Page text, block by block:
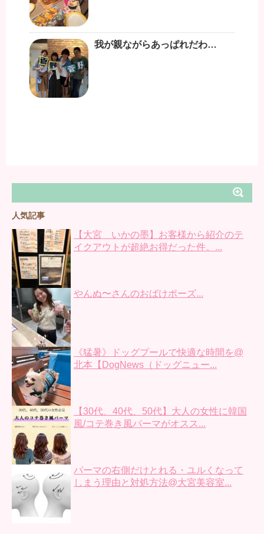
我が親ながらあっぱれだわ…
人気記事
【大宮 いかの墨】お客様から紹介のテ
イクアウトが超絶お得だった件。...
やんぬ〜さんのおばけポーズ...
《猛暑》ドッグプールで快適な時間を@
北本【DogNews（ドッグニュー...
【30代、40代、50代】大人の女性に韓国
風/コテ巻き風パーマがオスス...
パーマの右側だけとれる・ユルくなって
しまう理由と対処方法@大宮美容室...